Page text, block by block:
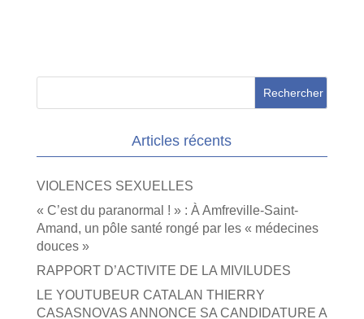
Articles récents
VIOLENCES SEXUELLES
« C’est du paranormal ! » : À Amfreville-Saint-
Amand, un pôle santé rongé par les « médecines
douces »
RAPPORT D’ACTIVITE DE LA MIVILUDES
LE YOUTUBEUR CATALAN THIERRY
CASASNOVAS ANNONCE SA CANDIDATURE A